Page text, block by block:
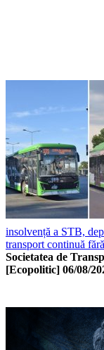
insolvență a STB,
transport continuă
Societatea de
[Ecopolitic] 06/08/